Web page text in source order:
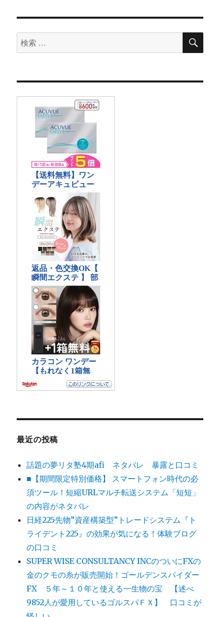
検
索
象:
検
最近の投稿
話題の夢リタ塾4期afi ネタバレ 暴露と口コミ
■【期間限定特別価格】 スマートフォン時代の必
須ツール！短縮URLマルチ転送システム「短短」
の内容がネタバレ
日経225先物”資産構築型”トレードシステム『ト
ライデント225』の効果が気になる！体験ブログ
の口コミ
SUPER WISE CONSULTANCY INCのついにFXの
金のクモの糸が販売開始！ゴールデンスパイダー
FX ５年～１０年と使える一生物の宝 【述べ
9852人が愛用しているゴルスパＦＸ】 口コミが